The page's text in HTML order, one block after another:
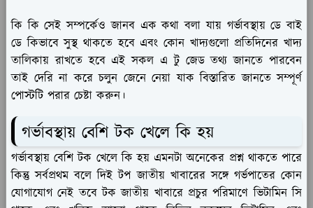
কি কি সেই সম্পর্কেও জানব এক কথা বলা যায় গর্ভাবস্থায় ডে বাই
ডে কিভাবে সুস্থ থাকতে হবে এবং কোন খাদ্যগুলো প্রতিদিনের খাদ্য
তালিকায় রাখতে হবে এই সকল এ টু জেড তথ্য জানতে পারবেন
তাই দেরি না করে চলুন জেনে নেয়া যাক বিস্তারিত জানতে সম্পূর্ণ
পোস্টটি পরার চেষ্টা করুন।
গর্ভাবস্থায় বেশি টক খেলে কি হয়
গর্ভাবস্থায় বেশি টক খেলে কি হয় এমনটা অনেকের প্রশ্ন থাকতে পারে
কিন্তু সর্বপ্রথম বলে দিই টপ জাতীয় খাবারের সঙ্গে গর্ভপাতের কোন
যোগাযোগ নেই তবে টক জাতীয় খাবারে প্রচুর পরিমাণে ভিটামিন সি